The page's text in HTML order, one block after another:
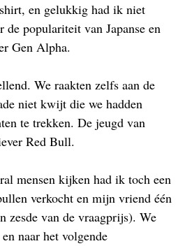
en gelukkig had ik niet
de populariteit van Japanse en
Gen Alpha.
We raakten zelfs aan de
niet kwijt die we hadden
te trekken. De jeugd van
Red Bull.
mensen kijken had ik toch een
verkocht en mijn vriend één
zesde van de vraagprijs). We
naar het volgende